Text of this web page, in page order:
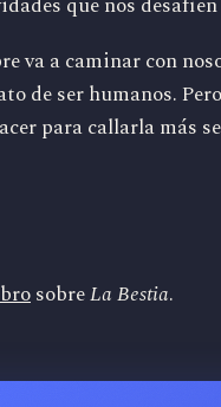
que nos
va a caminar con
de ser humanos.
para callarla más
sobreLa Bestia.